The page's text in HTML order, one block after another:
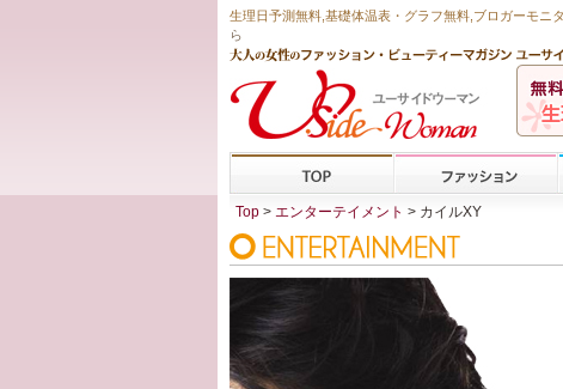
生理日予測無料 基礎体温表・グラフ無料 ,ブロガーモニ
ら
Top > エンターテイメント > カイルXY